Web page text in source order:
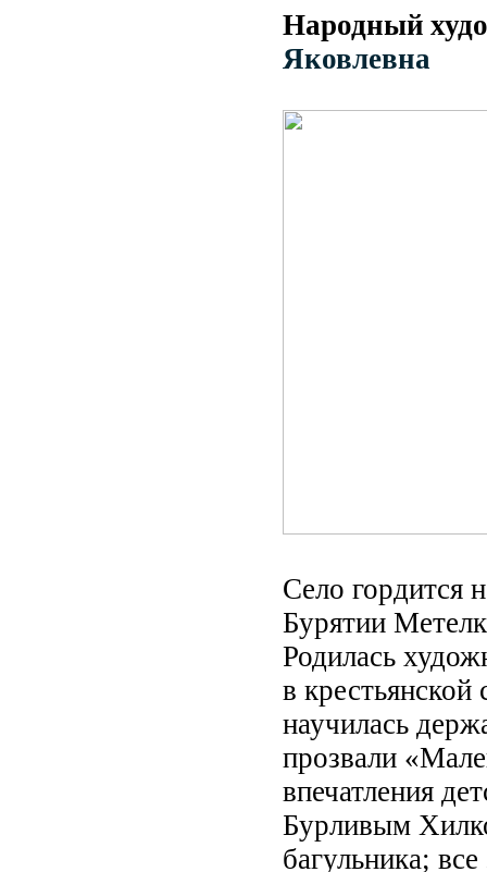
Народный
Яковлевна
Село гордится
Бурятии
Родилась
в
научилась
прозвали
впечатления
Бурливым
багульника;